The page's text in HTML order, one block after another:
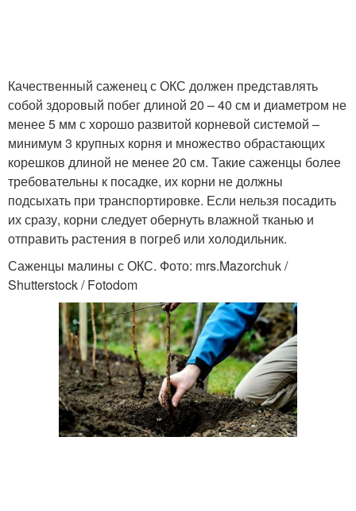
Качественный саженец с ОКС должен представлять
собой здоровый побег длиной 20 – 40 см и диаметром не
менее 5 мм с хорошо развитой корневой системой –
минимум 3 крупных корня и множество обрастающих
корешков длиной не менее 20 см. Такие саженцы более
требовательны к посадке, их корни не должны
подсыхать при транспортировке. Если нельзя посадить
их сразу, корни следует обернуть влажной тканью и
отправить растения в погреб или холодильник.
Саженцы малины с ОКС. Фото: mrs.Mazorchuk /
Shutterstock / Fotodom